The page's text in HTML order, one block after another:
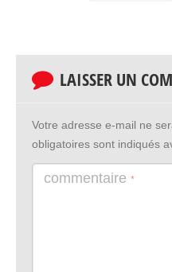
LAISSER UN
Votre adresse e-mail ne
obligatoires sont indiqués
commentaire *